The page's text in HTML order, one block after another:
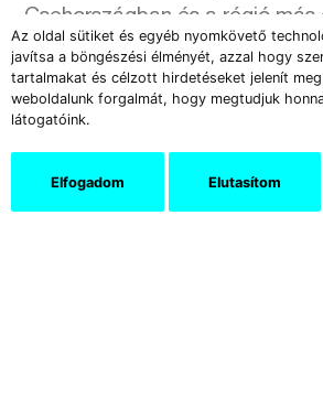
Az oldal sütiket és egyéb nyomkövető
javítsa a böngészési élményét, azzal hogy
tartalmakat és célzott hirdetéseket jelenít
weboldalunk forgalmát, hogy megtudjuk
látogatóink.
Elfogadom Elutasítom
Csehországban és a régió más
performanszfesztiválokat
erté-t. 2006-ban szerzett DLA
Magyar Képzőművészeti
Iskolájában.
Németh Ilona az OFF-Biennále
meghívására a documenta 15
művésze. Nemrégiben ért